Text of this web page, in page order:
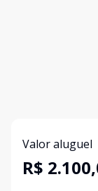
Valor aluguel
R$